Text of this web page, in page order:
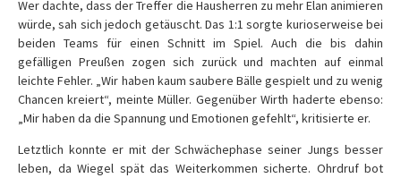
Wer dachte, dass der Treffer die Hausherren zu mehr Elan animieren
würde, sah sich jedoch getäuscht. Das 1:1 sorgte kurioserweise bei
beiden Teams für einen Schnitt im Spiel. Auch die bis dahin
gefälligen Preußen zogen sich zurück und machten auf einmal
leichte Fehler. „Wir haben kaum saubere Bälle gespielt und zu wenig
Chancen kreiert“, meinte Müller. Gegenüber Wirth haderte ebenso:
„Mir haben da die Spannung und Emotionen gefehlt“, kritisierte er.
Letztlich konnte er mit der Schwächephase seiner Jungs besser
leben, da Wiegel spät das Weiterkommen sicherte. Ohrdruf bot